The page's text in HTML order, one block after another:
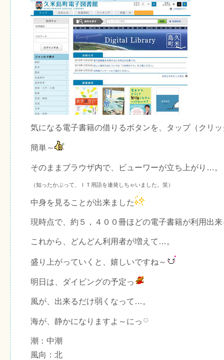
気になる電子書籍の借りるボタンを、タップ（クリ
簡単～
そのままブラウザ内で、ビューワーが立ち上がり…。
（知ったかぶって、ＩＴ用語を連発しちゃいました。笑）
中身を見ることが出来ました
現時点で、約５，４００冊ほどの電子書籍が利用出
これから、どんどん利用者が増えて…。
盛り上がっていくと、嬉しいですね～
明日は、ダイビングの予定っ
風が、出来るだけ弱くなって…。
海が、静かになりますよ～にっ
潮：中潮
風向：北